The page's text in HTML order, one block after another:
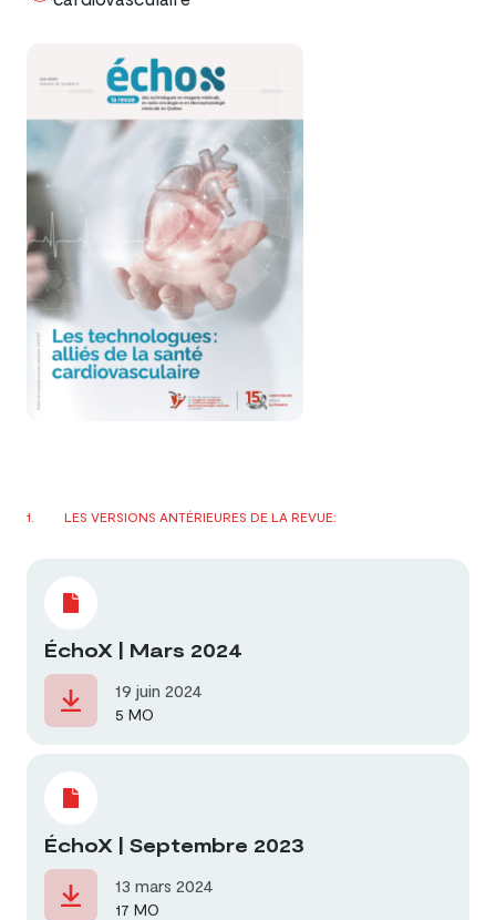
LES VERSIONS ANTÉRIEURES DE LA REVUE:
ÉchoX | Mars 2024
19 juin 2024
5 MO
ÉchoX | Septembre 2023
13 mars 2024
17 MO